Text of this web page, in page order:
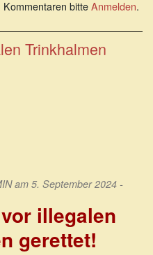
bitteAnmelden.
Trinkhalmen
am 5. September 2024 -
illegalen
gerettet!